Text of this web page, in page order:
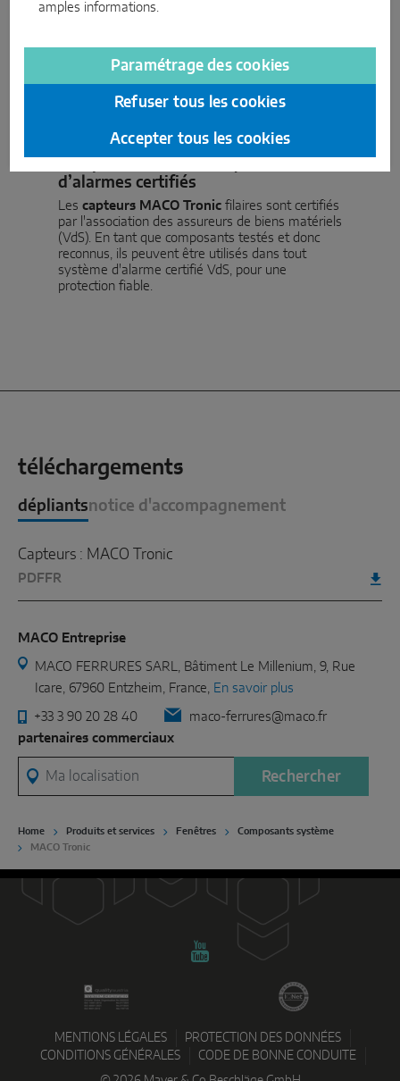
d’alarmes certifiés
Les capteurs MACO Tronic filaires sont certifiés
par l'association des assureurs de biens matériels
(VdS). En tant que composants testés et donc
reconnus, ils peuvent être utilisés dans tout
système d'alarme certifié VdS, pour une
protection fiable.
téléchargements
dépliantsnotice d'accompagnement
Capteurs : MACO Tronic
PDF FR
MACO Entreprise
MACO FERRURES SARL, Bâtiment Le Millenium, 9, Rue
Icare, 67960 Entzheim, France, En savoir plus
+33 3 90 20 28 40
maco-ferrures@maco.fr
partenaires commerciaux
Ma localisation
Rechercher
Home Produits et services Fenêtres
Composants système
MACO Tronic
MENTIONS LÉGALES
PROTECTION DES DONNÉES
CONDITIONS GÉNÉRALES
CODE DE BONNE CONDUITE
amples informations.
Paramétrage des cookies
Refuser tous les cookies
Accepter tous les cookies